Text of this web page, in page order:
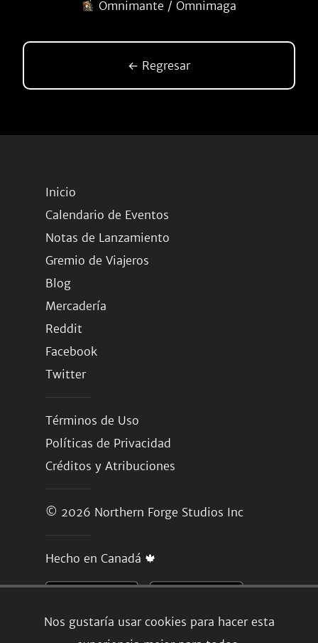
Nos gustaría usar cookies para hacer esta
Omnimante / Omnimaga
← Regresar
Inicio
Calendario de Eventos
Notas de Lanzamiento
Gremio de Viajeros
Blog
Mercadería
Reddit
Facebook
Twitter
Términos de Uso
Políticas de Privacidad
Créditos y Atribuciones
© 2026 Northern Forge Studios Inc
Hecho en Canadá 🍁